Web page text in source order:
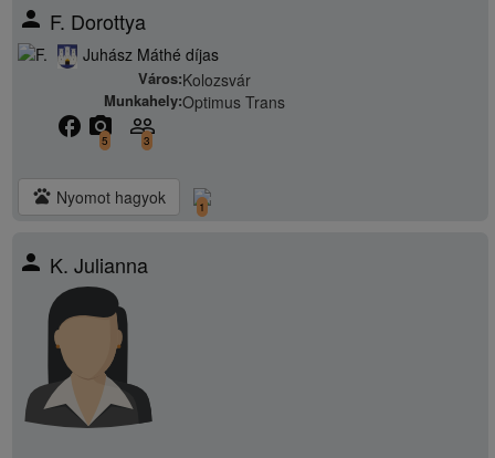
person F. Dorottya
Juhász Máthé díjas
Város:Kolozsvár
Munkahely:Optimus Trans
facebook camera_alt
5
people_outline
3
pets Nyomot hagyok 1
person K. Julianna